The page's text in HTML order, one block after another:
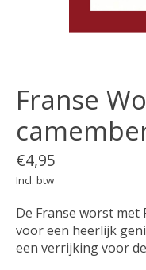
Franse
€4,95
Incl. btw
De Franse worst
voor een heerlijk
een verrijking voor